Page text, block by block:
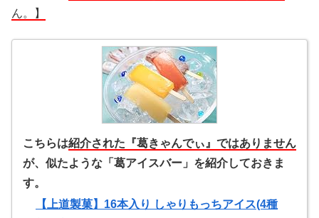
ん。】
こちらは紹介された『葛きゃんでぃ』ではありません
が、似たような「葛アイスバー」を紹介しておきま
す。
【上道製菓】16本入り しゃりもっちアイス(4種